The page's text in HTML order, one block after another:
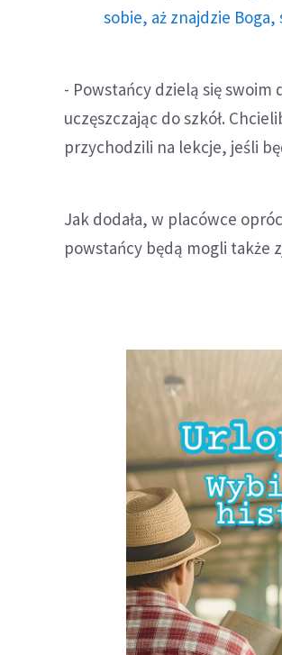
sobie, aż znajdzie
- Powstańcy dzielą się
uczęszczając do szkół.
przychodzili na lekcje, jeśli
Jak dodała, w placówce
powstańcy będą mogli także